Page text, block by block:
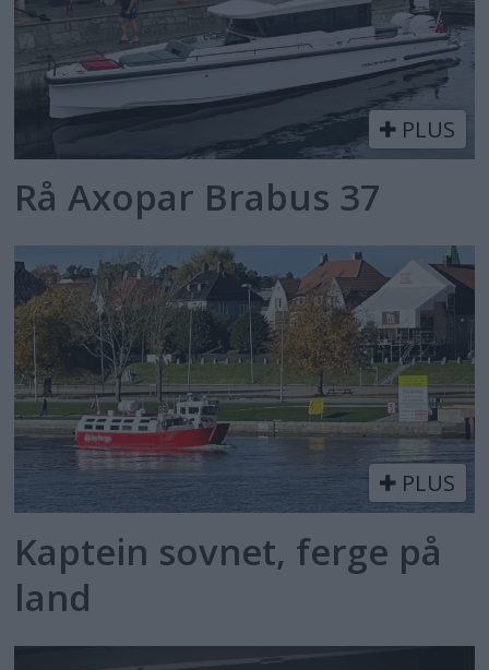
PLUS
Rå Axopar Brabus 37
PLUS
Kaptein sovnet, ferge på
land